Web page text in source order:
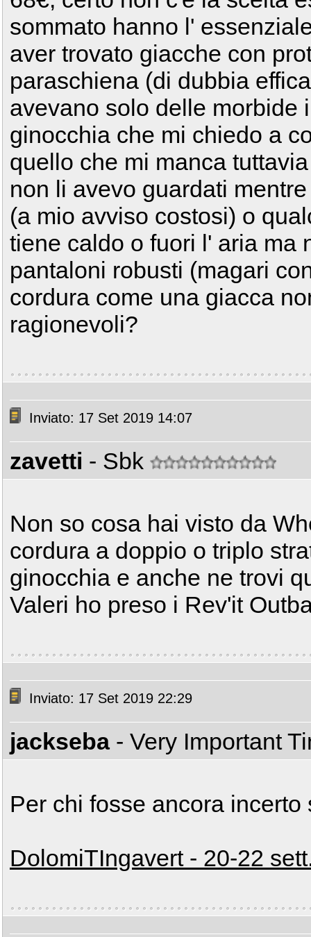
sommato hanno l'
aver trovato giacche con
paraschiena (di dubbia
avevano solo delle morbide
ginocchia che mi chiedo a
quello che mi manca
non li avevo guardati
(a mio avviso costosi) o
tiene caldo o fuori l' aria ma
pantaloni robusti (magari
cordura come una giacca
ragionevoli?
Inviato: 17 Set 2019 14:07
zavetti - Sbk
Non so cosa hai visto da
cordura a doppio o triplo
ginocchia e anche ne trovi
Valeri ho preso i Rev'it
Inviato: 17 Set 2019 22:29
jackseba - Very Important
Per chi fosse ancora
DolomiTIngavert - 20-22